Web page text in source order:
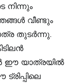
നിന്നും
വീണ്ടും
തുടർന്നു.
ഈ യാത്രയിൽ